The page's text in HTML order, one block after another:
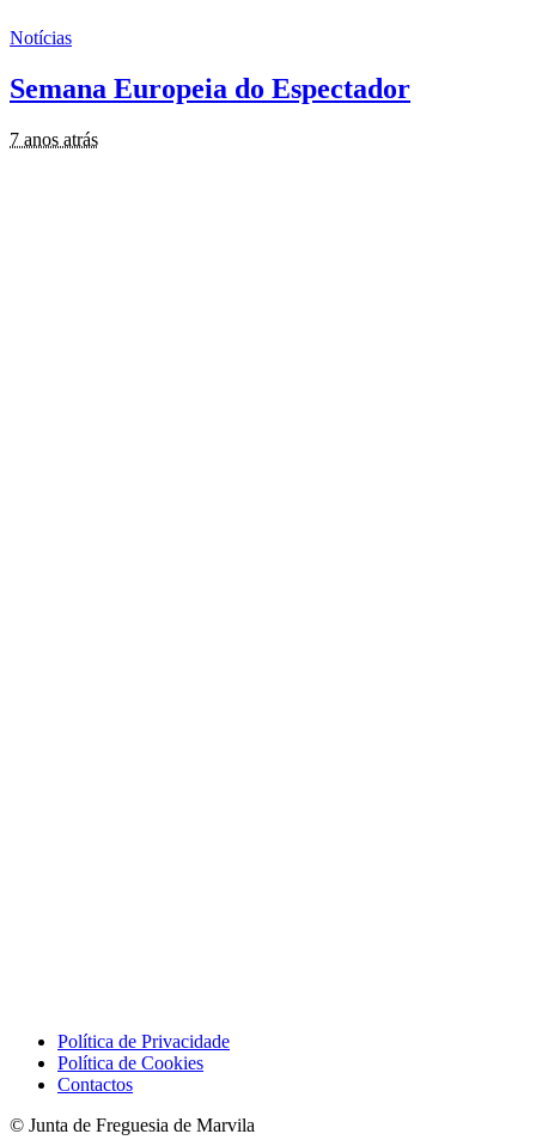
Notícias
Semana Europeia do Espectador
7 anos atrás
Política de Privacidade
Política de Cookies
Contactos
© Junta de Freguesia de Marvila